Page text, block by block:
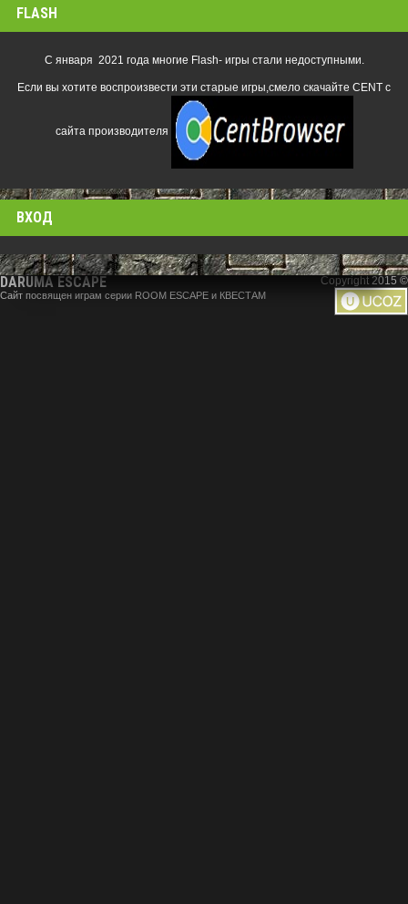
FLASH
С января 2021 года многие Flash- игры стали недоступными.
Если вы хотите воспроизвести эти старые игры,смело скачайте CENT с
сайта производителя
ВХОД
DARUMA ESCAPE
Сайт посвящен играм серии ROOM ESCAPE и КВЕСТАМ
Copyright 2015 ©